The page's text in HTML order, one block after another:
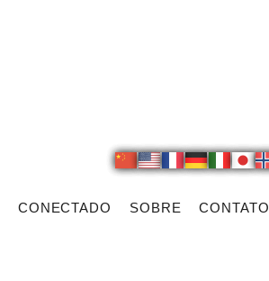
CONECTADO SOBRE CONTATO